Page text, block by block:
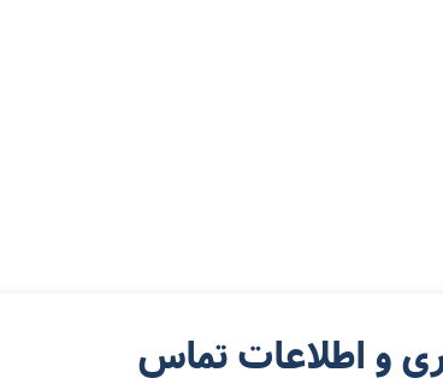
و اطلاعات تماس